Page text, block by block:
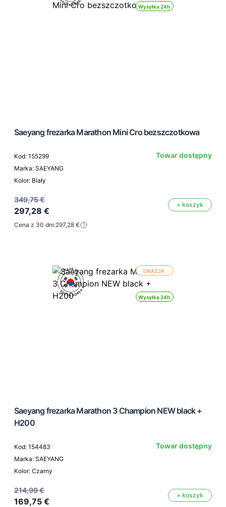
Wysyłka 24h
Saeyang frezarka Marathon Mini Cro bezszczotkowa
Kod: 155299
Marka: SAEYANG
Kolor: Biały
Towar dostępny
349,75 €
297,28 €
+ koszyk
Cena z 30 dni:297,28 €
Wysyłka 24h
OKAZJA
Saeyang frezarka Marathon 3 Champion NEW black +
H200
Kod: 154483
Marka: SAEYANG
Kolor: Czarny
Towar dostępny
214,99 €
169,75 €
+ koszyk